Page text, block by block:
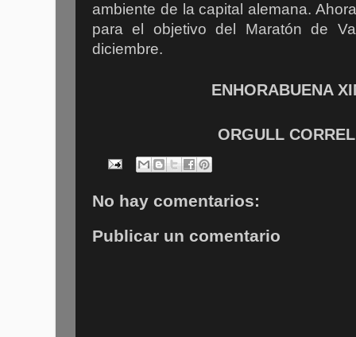
ambiente de la capital alemana.
para el objetivo del Maratón de
diciembre.
ENHORABUENA
ORGULL
No hay comentarios:
Publicar un comentario